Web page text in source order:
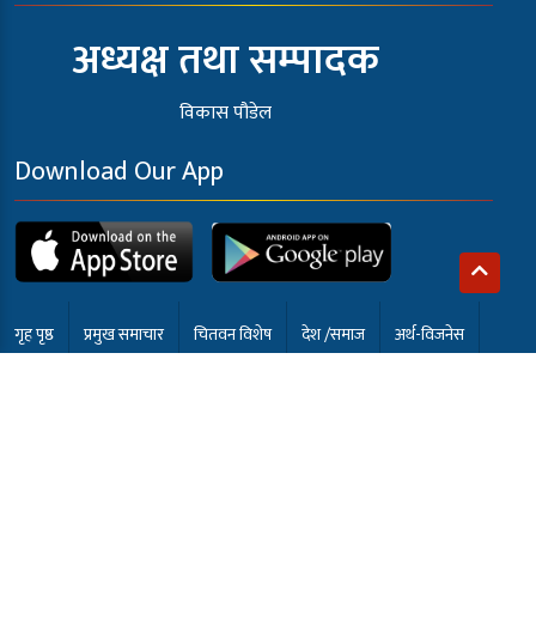
अध्यक्ष तथा सम्पादक
विकास पौडेल
Download Our App
गृह पृष्ठ प्रमुख समाचार चितवन विशेष देश /समाज अर्थ-विजनेस